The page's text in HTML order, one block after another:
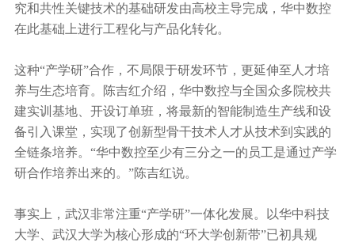
究和共性关键技术的基础研发由高校主导完成，华中数控
在此基础上进行工程化与产品化转化。
这种“产学研”合作，不局限于研发环节，更延伸至人才培
养与生态培育。陈吉红介绍，华中数控与全国众多院校共
建实训基地、开设订单班，将最新的智能制造生产线和设
备引入课堂，实现了创新型骨干技术人才从技术到实践的
全链条培养。“华中数控至少有三分之一的员工是通过产学
研合作培养出来的。”陈吉红说。
事实上，武汉非常注重“产学研”一体化发展。以华中科技
大学、武汉大学为核心形成的“环大学创新带”已初具规